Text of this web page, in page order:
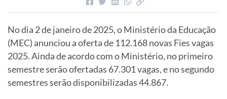
No dia 2 de janeiro de 2025, o Ministério da Educação
(MEC) anunciou a oferta de 112.168 novas Fies vagas
2025. Ainda de acordo com o Ministério, no primeiro
semestre serão ofertadas 67.301 vagas, e no segundo
semestres serão disponibilizadas 44.867.